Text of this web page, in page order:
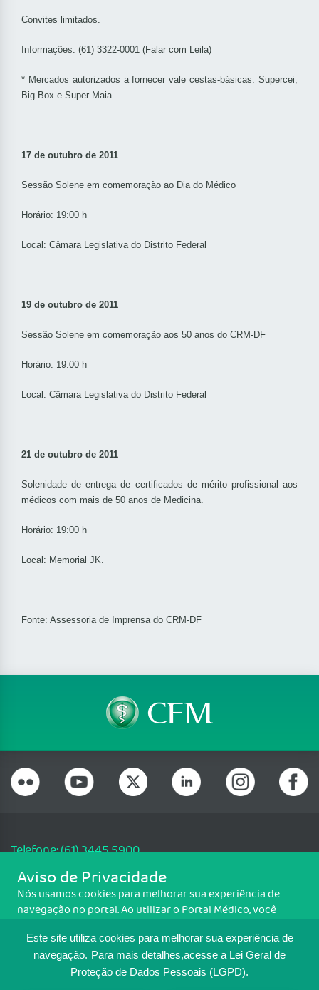
Este site utiliza cookies para melhorar sua experiência de
navegação. Para mais detalhes,acesse a Lei Geral de
Proteção de Dados Pessoais (LGPD).
Convites limitados.
Informações: (61) 3322-0001 (Falar com Leila)
* Mercados autorizados a fornecer vale cestas-básicas: Supercei,
Big Box e Super Maia.
17 de outubro de 2011
Sessão Solene em comemoração ao Dia do Médico
Horário: 19:00 h
Local: Câmara Legislativa do Distrito Federal
19 de outubro de 2011
Sessão Solene em comemoração aos 50 anos do CRM-DF
Horário: 19:00 h
Local: Câmara Legislativa do Distrito Federal
21 de outubro de 2011
Solenidade de entrega de certificados de mérito profissional aos
médicos com mais de 50 anos de Medicina.
Horário: 19:00 h
Local: Memorial JK.
Fonte: Assessoria de Imprensa do CRM-DF
Telefone: (61) 3445 5900
Email: cfm@portalmedico.org.br
SGAS 616, Conjunto D, Lote 115, L2 Sul, Brasília/DF - CEP: 70200-760 -
CNPJ: 33.583.550/0001-30
MAPA DO SITE
Aviso de Privacidade
Nós usamos cookies para melhorar sua experiência de
navegação no portal. Ao utilizar o Portal Médico, você
Para ter mais informações sobre como isso é feito, acesse
Política de cookies. Se você concorda, clique em ACEITO.